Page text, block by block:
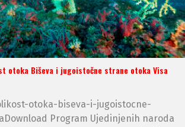
otoka Biševa i jugoistočne strane otoka Visa
otoka-biseva-i-jugoistocne-
Program Ujedinjenih naroda